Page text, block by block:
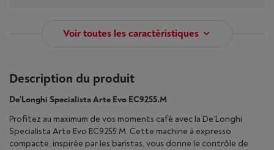
Voir toutes les caractéristiques
Description du produit
De’Longhi Specialista Arte Evo EC9255.M
Profitez au maximum de vos moments café avec la De’Longhi
Specialista Arte Evo EC9255.M. Cette machine à expresso
compacte, inspirée par les baristas, vous donne le contrôle de